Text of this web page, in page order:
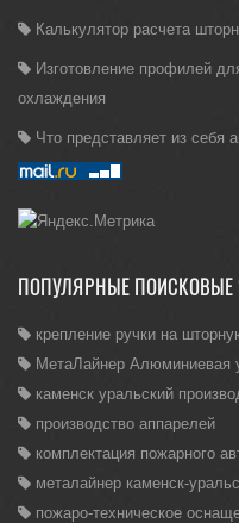
Калькулятор расчета
Изготовление профилей
охлаждения
Что представляет из себя
ПОПУЛЯРНЫЕ ПОИСКОВЫЕ
крепление ручки на
МетаЛайнер Алюминиевая
каменск уральский
производство аппарелей
комплектация пожарного
металайнер каменск-
пожаро-техническое